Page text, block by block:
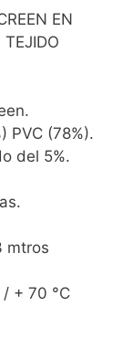
EN
TEJIDO
PVC (78%).
del 5%.
mtros
+ 70 °C